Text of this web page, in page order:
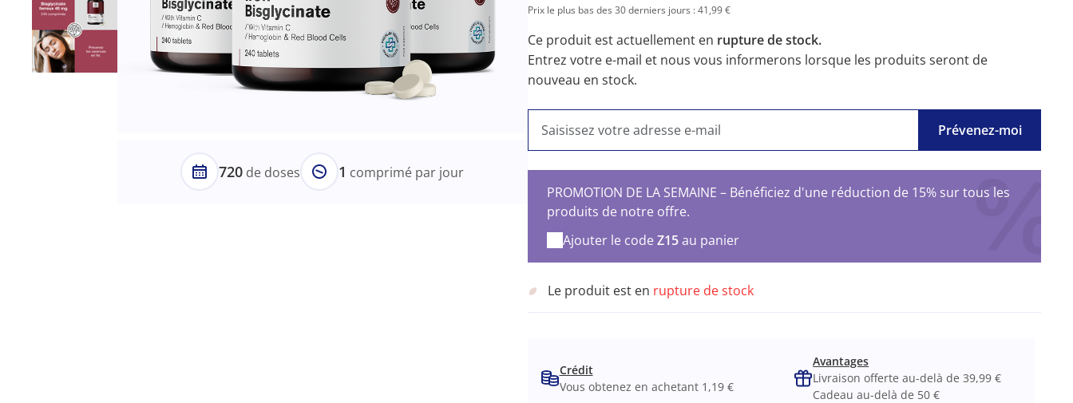
720 de doses 1 comprimé par jour
Prix le plus bas des 30 derniers jours : 41,99 €
Ce produit est actuellement en rupture de stock.
Entrez votre e-mail et nous vous informerons lorsque les produits seront de
nouveau en stock.
Prévenez-moi
PROMOTION DE LA SEMAINE – Bénéficiez d'une réduction de 15% sur tous les
produits de notre offre.
Ajouter le code Z15au panier
Le produit est en rupture de stock
Crédit
Vous obtenez en achetant 1,19 €
Avantages
Livraison offerte au-delà de 39,99 €
Cadeau au-delà de 50 €